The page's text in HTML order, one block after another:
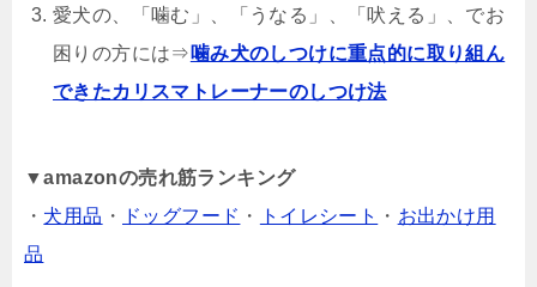
愛犬の、「噛む」、「うなる」、「吠える」、でお
困りの方には⇒ 噛み犬のしつけに重点的に取り組ん
できたカリスマトレーナーのしつけ法
▼amazonの売れ筋ランキング
・ 犬用品 ・ ドッグフード ・ トイレシート ・ お出かけ用
品